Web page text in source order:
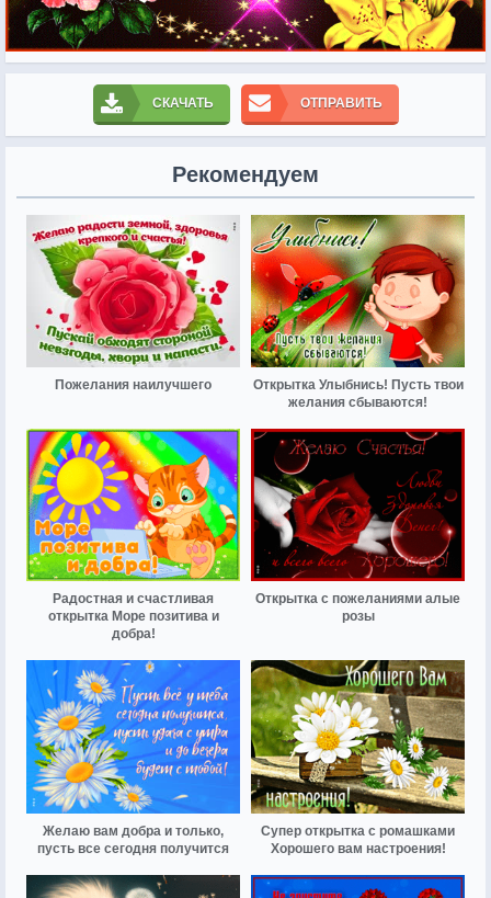
СКАЧАТЬ ОТПРАВИТЬ
Рекомендуем
Пожелания наилучшего
Открытка Улыбнись! Пусть твои
желания сбываются!
Радостная и счастливая
открытка Море позитива и
добра!
Открытка с пожеланиями алые
розы
Желаю вам добра и только,
пусть все сегодня получится
Супер открытка с ромашками
Хорошего вам настроения!